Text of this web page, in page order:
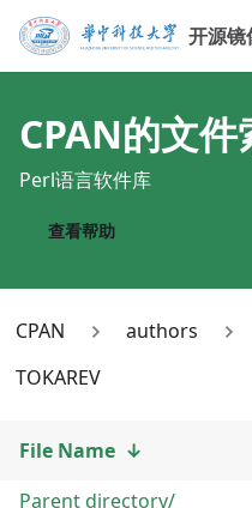
开源镜
CPAN的文件
Perl语言软件库
查看帮助
CPAN authors
TOKAREV
File Name ↓
Parent directory/